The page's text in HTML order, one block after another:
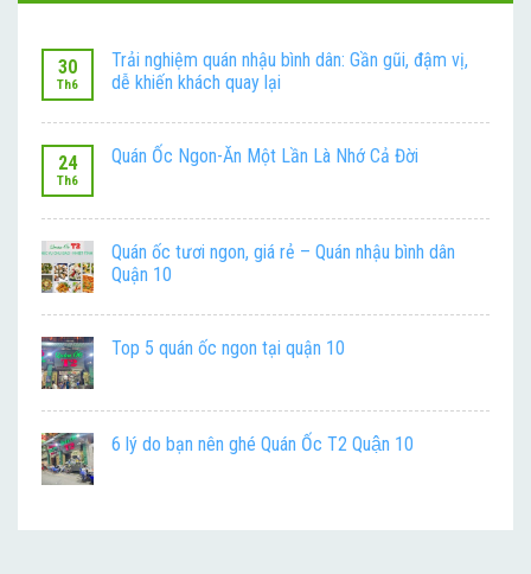
30
Th6
Trải nghiệm quán nhậu bình dân: Gần gũi, đậm vị,
dễ khiến khách quay lại
24
Th6
Quán Ốc Ngon-Ăn Một Lần Là Nhớ Cả Đời
Quán ốc tươi ngon, giá rẻ – Quán nhậu bình dân
Quận 10
Top 5 quán ốc ngon tại quận 10
6 lý do bạn nên ghé Quán Ốc T2 Quận 10